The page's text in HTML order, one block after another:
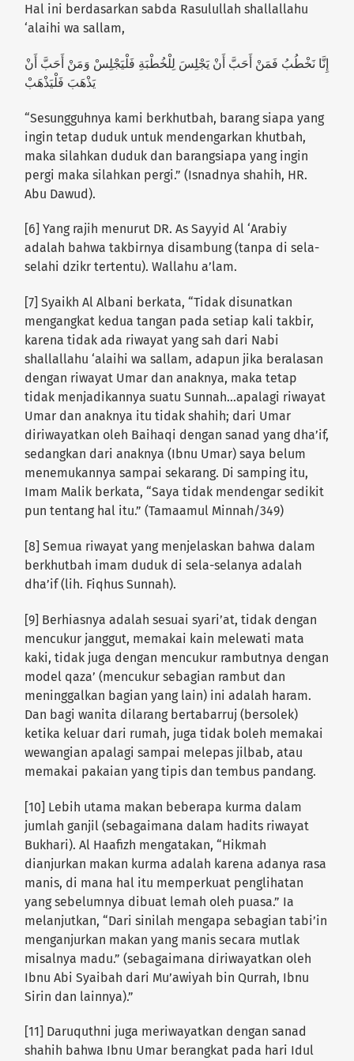
Hal ini berdasarkan sabda Rasulullah shallallahu
‘alaihi wa sallam,
إِنَّا نَخْطُبُ فَمَنْ أَحَبَّ أَنْ يَجْلِسَ لِلْخُطْبَةِ فَلْيَجْلِسْ وَمَنْ أَحَبَّ أَنْ
يَذْهَبَ فَلْيَذْهَبْ
“Sesungguhnya kami berkhutbah, barang siapa yang
ingin tetap duduk untuk mendengarkan khutbah,
maka silahkan duduk dan barangsiapa yang ingin
pergi maka silahkan pergi.” (Isnadnya shahih, HR.
Abu Dawud).
[6] Yang rajih menurut DR. As Sayyid Al ‘Arabiy
adalah bahwa takbirnya disambung (tanpa di sela-
selahi dzikr tertentu). Wallahu a’lam.
[7] Syaikh Al Albani berkata, “Tidak disunatkan
mengangkat kedua tangan pada setiap kali takbir,
karena tidak ada riwayat yang sah dari Nabi
shallallahu ‘alaihi wa sallam, adapun jika beralasan
dengan riwayat Umar dan anaknya, maka tetap
tidak menjadikannya suatu Sunnah…apalagi riwayat
Umar dan anaknya itu tidak shahih; dari Umar
diriwayatkan oleh Baihaqi dengan sanad yang dha’if,
sedangkan dari anaknya (Ibnu Umar) saya belum
menemukannya sampai sekarang. Di samping itu,
Imam Malik berkata, “Saya tidak mendengar sedikit
pun tentang hal itu.” (Tamaamul Minnah/349)
[8] Semua riwayat yang menjelaskan bahwa dalam
berkhutbah imam duduk di sela-selanya adalah
dha’if (lih. Fiqhus Sunnah).
[9] Berhiasnya adalah sesuai syari’at, tidak dengan
mencukur janggut, memakai kain melewati mata
kaki, tidak juga dengan mencukur rambutnya dengan
model qaza’ (mencukur sebagian rambut dan
meninggalkan bagian yang lain) ini adalah haram.
Dan bagi wanita dilarang bertabarruj (bersolek)
ketika keluar dari rumah, juga tidak boleh memakai
wewangian apalagi sampai melepas jilbab, atau
memakai pakaian yang tipis dan tembus pandang.
[10] Lebih utama makan beberapa kurma dalam
jumlah ganjil (sebagaimana dalam hadits riwayat
Bukhari). Al Haafizh mengatakan, “Hikmah
dianjurkan makan kurma adalah karena adanya rasa
manis, di mana hal itu memperkuat penglihatan
yang sebelumnya dibuat lemah oleh puasa.” Ia
melanjutkan, “Dari sinilah mengapa sebagian tabi’in
menganjurkan makan yang manis secara mutlak
misalnya madu.” (sebagaimana diriwayatkan oleh
Ibnu Abi Syaibah dari Mu’awiyah bin Qurrah, Ibnu
Sirin dan lainnya).”
[11] Daruquthni juga meriwayatkan dengan sanad
shahih bahwa Ibnu Umar berangkat pada hari Idul